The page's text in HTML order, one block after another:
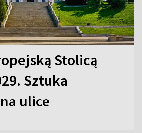
Stolicą
Sztuka
ulice